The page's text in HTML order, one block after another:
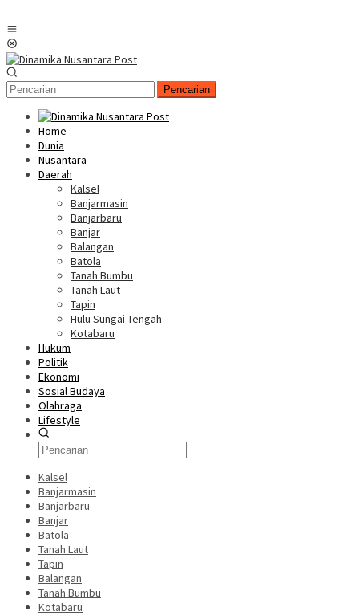
Pencarian
Home
Dunia
Nusantara
Daerah
Kalsel
Banjarmasin
Banjarbaru
Banjar
Balangan
Batola
Tanah Bumbu
Tanah Laut
Tapin
Hulu Sungai Tengah
Kotabaru
Hukum
Politik
Ekonomi
Sosial Budaya
Olahraga
Lifestyle
Kalsel
Banjarmasin
Banjarbaru
Banjar
Batola
Tanah Laut
Tapin
Balangan
Tanah Bumbu
Kotabaru